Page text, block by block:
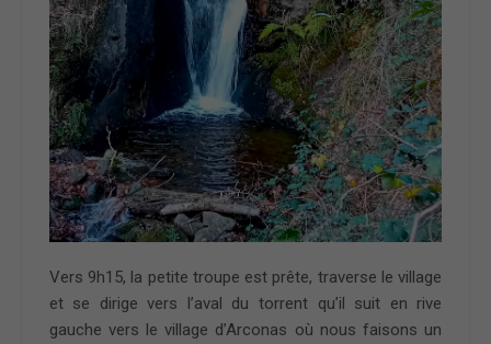
Vers 9h15, la petite troupe est prête, traverse le village
et se dirige vers l’aval du torrent qu’il suit en rive
gauche vers le village d’Arconas où nous faisons un